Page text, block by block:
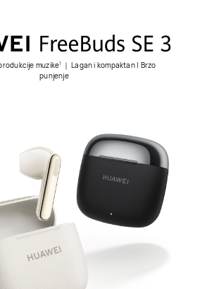
muzike1
｜ Lagan i kompaktan | Brzo
punjenje